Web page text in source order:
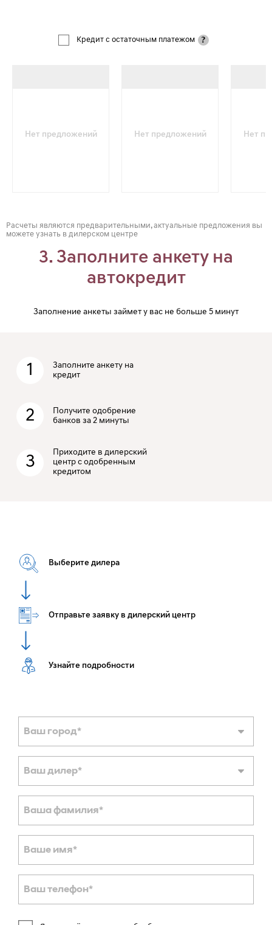
Кредит с остаточным платежом
Нет предложений Нет предложений Нет
Расчеты являются предварительными, актуальные предложения вы
можете узнать в дилерском центре
3. Заполните анкету на
автокредит
Заполнение анкеты займет у вас не больше 5 минут
1
Заполните анкету на
кредит
2
Получите одобрение
банков за 2 минуты
3
Приходите в дилерский
центр с одобренным
кредитом
Выберите дилера
Отправьте заявку в дилерский центр
Узнайте подробности
Ваш город*
Ваш дилер*
Ваша фамилия*
Ваше имя*
Ваш телефон*